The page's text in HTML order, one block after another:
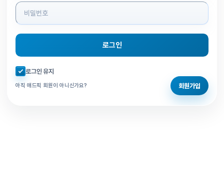
로그인
자동로그인 체크
로그인 유지
아직 애드픽 회원이 아니신가요? 회원가입